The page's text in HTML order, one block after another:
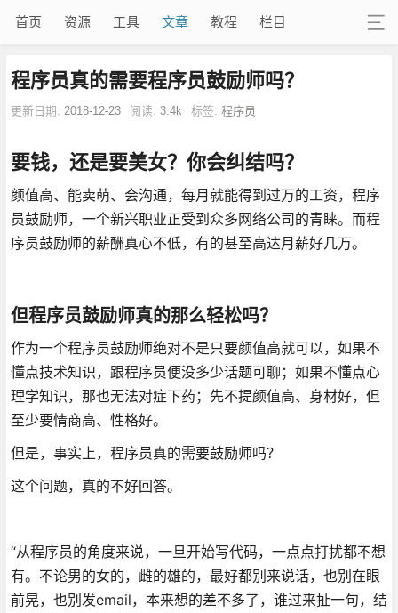
首页 资源 工具 文章 教程 栏目
程序员真的需要程序员鼓励师吗？
更新日期: 2018-12-23 阅读: 3.4k 标签: 程序员
要钱，还是要美女？你会纠结吗？
颜值高、能卖萌、会沟通，每月就能得到过万的工资，程序
员鼓励师，一个新兴职业正受到众多网络公司的青睐。而程
序员鼓励师的薪酬真心不低，有的甚至高达月薪好几万。
但程序员鼓励师真的那么轻松吗？
作为一个程序员鼓励师绝对不是只要颜值高就可以，如果不
懂点技术知识，跟程序员便没多少话题可聊；如果不懂点心
理学知识，那也无法对症下药；先不提颜值高、身材好，但
至少要情商高、性格好。
但是，事实上，程序员真的需要鼓励师吗？
这个问题，真的不好回答。
“从程序员的角度来说，一旦开始写代码，一点点打扰都不想
有。不论男的女的，雌的雄的，最好都别来说话，也别在眼
前晃，也别发email，本来想的差不多了，谁过来扯一句，结